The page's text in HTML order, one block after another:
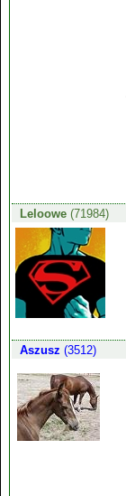
Leloowe(71984)
Aszusz (3512)